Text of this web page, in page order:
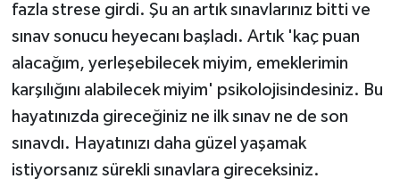
fazla strese girdi. Şu an artık sınavlarınız bitti ve
sınav sonucu heyecanı başladı. Artık 'kaç puan
alacağım, yerleşebilecek miyim, emeklerimin
karşılığını alabilecek miyim' psikolojisindesiniz. Bu
hayatınızda gireceğiniz ne ilk sınav ne de son
sınavdı. Hayatınızı daha güzel yaşamak
istiyorsanız sürekli sınavlara gireceksiniz.